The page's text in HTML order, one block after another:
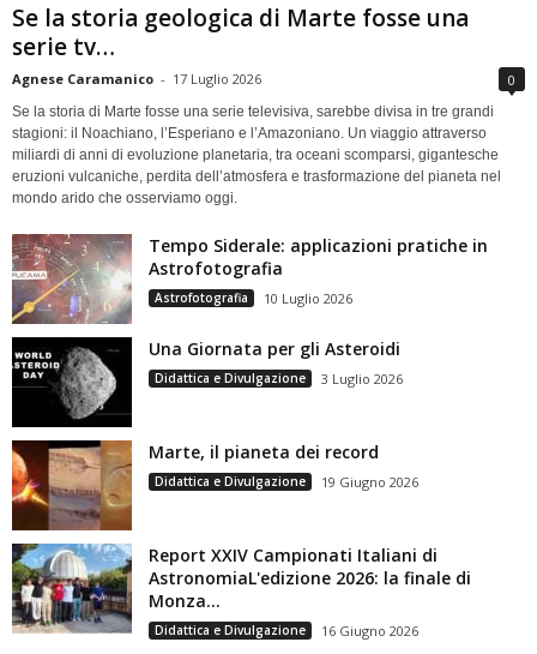
Se la storia geologica di Marte fosse una
serie tv…
Agnese Caramanico - 17 Luglio 2026 0
Se la storia di Marte fosse una serie televisiva, sarebbe divisa in tre grandi
stagioni: il Noachiano, l’Esperiano e l’Amazoniano. Un viaggio attraverso
miliardi di anni di evoluzione planetaria, tra oceani scomparsi, gigantesche
eruzioni vulcaniche, perdita dell’atmosfera e trasformazione del pianeta nel
mondo arido che osserviamo oggi.
Tempo Siderale: applicazioni pratiche in
Astrofotografia
Astrofotografia 10 Luglio 2026
Una Giornata per gli Asteroidi
Didattica e Divulgazione 3 Luglio 2026
Marte, il pianeta dei record
Didattica e Divulgazione 19 Giugno 2026
Report XXIV Campionati Italiani di
AstronomiaL'edizione 2026: la finale di
Monza...
Didattica e Divulgazione
16 Giugno 2026